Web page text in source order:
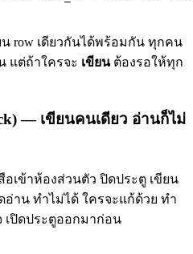
น row เดียวกันได้พร้อมกัน ทุกคน
แต่ถ้าใครจะ เขียนต้องรอให้ทุก
— เขียนคนเดียว อ่านก็ไม่
เข้าห้องส่วนตัว ปิดประตู เขียน
อ่าน ทำไม่ได้ ใครจะแก้ด้วย ทำ
เปิดประตูออกมาก่อน